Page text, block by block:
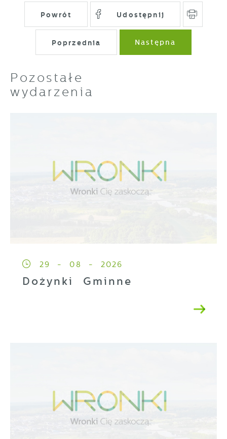
Powrót Udostępnij
Poprzednia Następna
Pozostałe
wydarzenia
29 - 08 - 2026
Dożynki Gminne